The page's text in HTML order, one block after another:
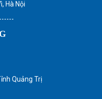
Hà Nội
Quảng Trị